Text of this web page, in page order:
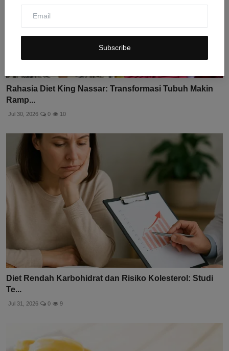
Subscribe
Rahasia Diet King Nassar: Transformasi Tubuh Makin
Ramp...
Jul 30, 2026 0 10
Diet Rendah Karbohidrat dan Risiko Kolesterol: Studi
Te...
Jul 31, 2026 0 9